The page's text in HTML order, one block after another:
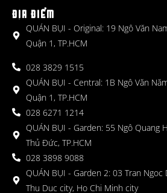
ĐỊA ĐIỂM
QUÁN BỤI - Original: 19 Ngô Văn
Quận 1, TP.HCM
028 3829 1515
QUÁN BỤI - Central: 1B Ngô Văn
Quận 1, TP.HCM
028 6271 1214
QUÁN BỤI - Garden: 55 Ngô Quang
Thủ Đức, TP.HCM
028 3898 9088
QUÁN BỤI - Garden 2: 03 Tran Ngoc
Thu Duc city, Ho Chi Minh city